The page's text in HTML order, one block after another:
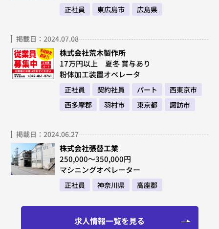
正社員 東広島市 広島県
掲載日：2024.07.08
株式会社荒木製作所
17万円以上 夏冬 賞与あり
粉体加工装置オペレータ
正社員 契約社員 パート
西東京市
西多摩郡
羽村市 東京都 諏訪市
掲載日：2024.06.27
株式会社張替工業
250,000～350,000円
マシニングオペレーター
正社員 神奈川県 高座郡
求人情報一覧を見る